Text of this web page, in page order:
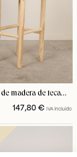
madera de teca
147,80€ IVA incluido